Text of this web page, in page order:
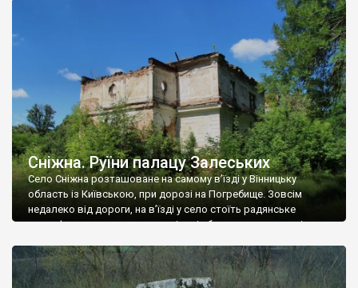
Наддністрянське відрізняється від більшості навколишніх
сіл. У селі є мурована Михайлівська церква. Точної дати […]
Сніжна. Руїни палацу Залеських
Село Сніжна розташоване на самому в’їзді у Вінницьку
область із Київською, при дорозі на Погребище. Зовсім
недалеко від дороги, на в’їзді у село стоїть радянське
рельєфне пано, яке показує жінку і яблуню, а трохи далі, десь
не видно, але видно дві стареньких колії у траві – […]